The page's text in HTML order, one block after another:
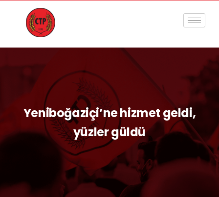
Yeniboğaziçi’ne hizmet geldi,
yüzler güldü